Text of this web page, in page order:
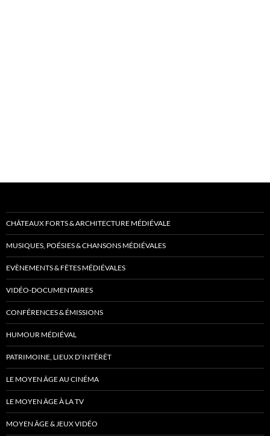
CHÂTEAUX FORTS & ARCHITECTURE MÉDIÉVALE
MUSIQUES, POÉSIES & CHANSONS MÉDIÉVALES
EVÈNEMENTS & FÊTES MÉDIÉVALES
VIDÉO-DOCUMENTAIRES
CONFÉRENCES & ÉMISSIONS
HUMOUR MÉDIÉVAL
PATRIMOINE, LIEUX D’INTÉRÊT
LE MOYEN ÂGE AU CINÉMA
LE MOYEN ÂGE À LA TV
MOYEN ÂGE & JEUX VIDÉO